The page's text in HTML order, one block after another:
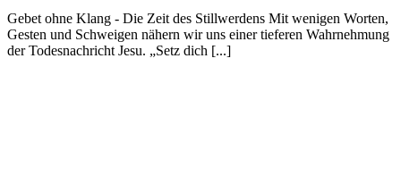
Gebet ohne Klang - Die Zeit des Stillwerdens Mit wenigen Worten,
Gesten und Schweigen nähern wir uns einer tieferen Wahrnehmung
der Todesnachricht Jesu. „Setz dich [...]